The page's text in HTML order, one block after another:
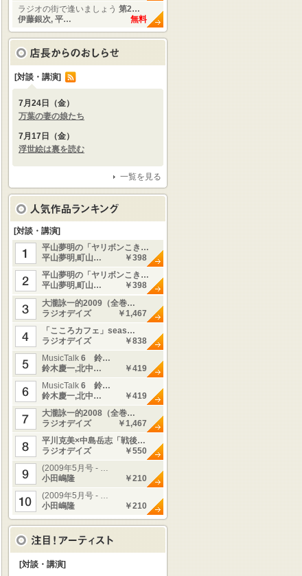
ラジオの街で逢いましょう 第2…
伊藤銀次, 平…
無料
[対談・講演]
7月24日（金）
万葉の妻の娘たち
7月17日（金）
浮世絵は裏を読む
一覧を見る
[対談・講演]
平山夢明の「ヤリボンこき…
平山夢明,町山…
￥398
平山夢明の「ヤリボンこき…
平山夢明,町山…
￥398
大瀧詠一的2009（全巻…
ラジオデイズ
￥1,467
「こころカフェ」seas…
ラジオデイズ
￥838
MusicTalk 6 鈴…
鈴木慶一,北中…
￥419
MusicTalk 6 鈴…
鈴木慶一,北中…
￥419
大瀧詠一的2008（全巻…
ラジオデイズ
￥1,467
平川克美×中島岳志「戦後…
ラジオデイズ
￥550
(2009年5月号 - …
小田嶋隆
￥210
(2009年5月号 - …
小田嶋隆
￥210
[対談・講演]